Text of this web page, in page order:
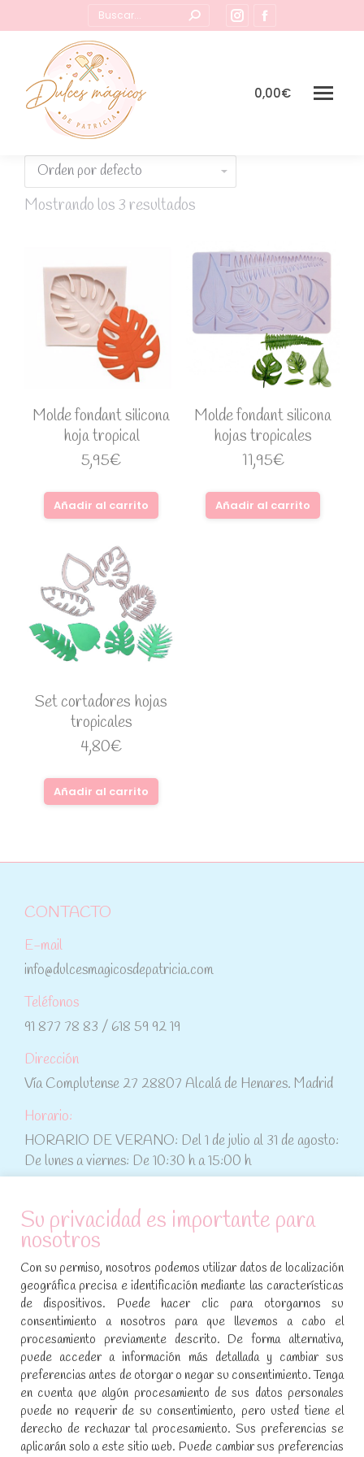
Buscar:
Instagram
page
new
page
in
0,00€
Mostrando los 3 resultados
Molde fondant silicona
hoja tropical
5,95€
Añadir al carrito
Molde fondant silicona
hojas tropicales
11,95€
Añadir al carrito
Set cortadores hojas
tropicales
4,80€
Añadir al carrito
CONTACTO
E-mail
info@dulcesmagicosdepatricia.com
Teléfonos
91 877 78 83 / 618 59 92 19
Dirección
Vía Complutense 27 28807 Alcalá de Henares. Madrid
Horario:
HORARIO DE VERANO: Del 1 de julio al 31 de agosto:
De lunes a viernes: De 10:30 h a 15:00 h
ATENCIÓN AL CLIENTE
Condiciones de compra
Aviso legal y política de privacidad
Política de cookies
SÍGUENOS EN REDES SOCIALES
Encuéntranos en:
Facebook
page
opens
YouTube
page
opens
Instagram
page
opens
No te pierdas las promociones y novedades, suscríbete a
Su privacidad es importante para
nosotros
Con su permiso, nosotros podemos utilizar datos de localización
geográfica precisa e identificación mediante las características
de dispositivos. Puede hacer clic para otorgarnos su
consentimiento a nosotros para que llevemos a cabo el
procesamiento previamente descrito. De forma alternativa,
puede acceder a información más detallada y cambiar sus
preferencias antes de otorgar o negar su consentimiento. Tenga
en cuenta que algún procesamiento de sus datos personales
puede no requerir de su consentimiento, pero usted tiene el
derecho de rechazar tal procesamiento. Sus preferencias se
aplicarán solo a este sitio web. Puede cambiar sus preferencias